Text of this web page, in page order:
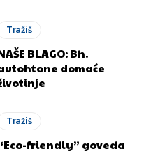
Tražiš
BLAGO: Bh.
domaće
Tražiš
friendly” goveda